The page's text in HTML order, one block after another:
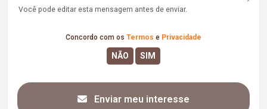
Você pode editar esta mensagem antes de enviar.
Concordo com os Termos e Privacidade
Enviar meu interesse